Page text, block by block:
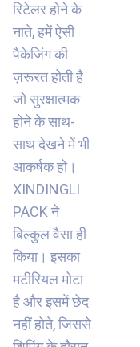
रिटेलर होने के
नाते, हमें ऐसी
पैकेजिंग की
ज़रूरत होती है
जो सुरक्षात्मक
होने के साथ-
साथ देखने में भी
आकर्षक हो।
XINDINGLI
PACK ने
बिल्कुल वैसा ही
किया। इसका
मटीरियल मोटा
है और इसमें छेद
नहीं होते, जिससे